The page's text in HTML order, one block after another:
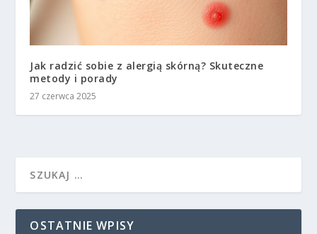
Jak radzić sobie z alergią skórną? Skuteczne
metody i porady
27 czerwca 2025
OSTATNIE WPISY